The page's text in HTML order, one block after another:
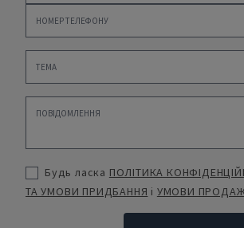
Будь ласка ПОЛІТИКА
ТА УМОВИ ПРИДБАННЯ і УМОВИ